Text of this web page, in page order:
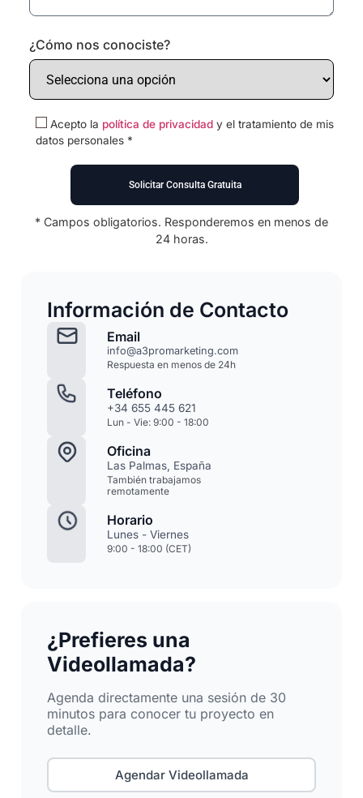
¿Cómo nos conociste?
Acepto la política de privacidad y el tratamiento de mis
datos personales *
* Campos obligatorios. Responderemos en menos de
24 horas.
Información de Contacto
Email
info@a3promarketing.com
Respuesta en menos de 24h
Teléfono
+34 655 445 621
Lun - Vie: 9:00 - 18:00
Oficina
Las Palmas, España
También trabajamos
remotamente
Horario
Lunes - Viernes
9:00 - 18:00 (CET)
¿Prefieres una
Videollamada?
Agenda directamente una sesión de 30
minutos para conocer tu proyecto en
detalle.
Agendar Videollamada